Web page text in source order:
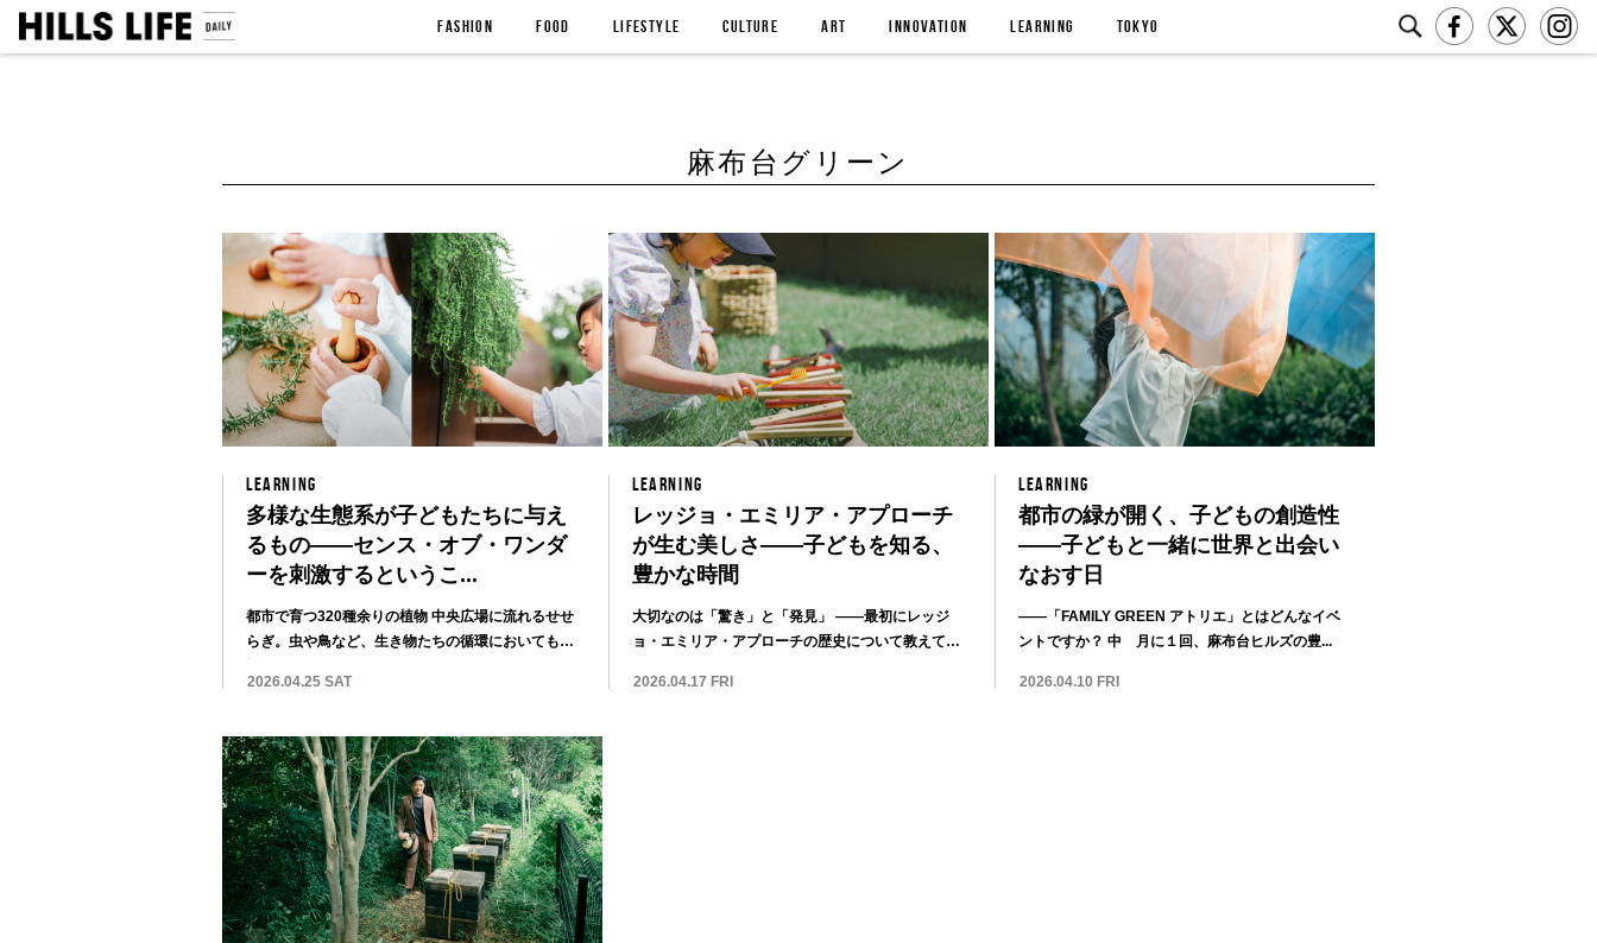
FASHION FOOD LIFESTYLE CULTURE ART INNOVATION LEARNING TOKYO
麻布台グリーン
LEARNING
多様な生態系が子どもたちに与え
るもの——センス・オブ・ワンダ
ーを刺激するというこ...
都市で育つ320種余りの植物 中央広場に流れるせせ
らぎ。虫や鳥など、生き物たちの循環においても水
2026.04.25 SAT
LEARNING
レッジョ・エミリア・アプローチ
が生む美しさ——子どもを知る、
豊かな時間
大切なのは「驚き」と「発見」 ——最初にレッジ
ョ・エミリア・アプローチの歴史について教えてく
2026.04.17 FRI
LEARNING
都市の緑が開く、子どもの創造性
——子どもと一緒に世界と出会い
なおす日
——「FAMILY GREEN アトリエ」とはどんなイベ
ントですか？ 中 月に１回、麻布台ヒルズの豊...
2026.04.10 FRI